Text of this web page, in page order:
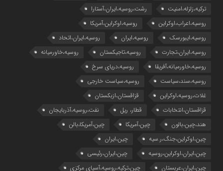
ترکیه،زلزله،امنیت
رشت،روسیه،ایران،آستارا
روسیه،اعراب،اوکراین
روسیه،اوکراین،آمریکا
روسیه،ایبورسک
روسیه،ایران
روسیه،ایران،اتحاد
روسیه،ایران،تجارت
روسیه،تاجیکستان
روسیه،خاورمیانه
روسیه،خاورمیانه،آفریقا
روسیه،دریای سرخ
روسیه،سند،سیاست
روسیه،سیاست خارجی
غلات،روسیه،اوکراین
قزاقستان،ازبکستان
قزاقستان،انتخابات
قطار، ریل
نفت،روسیه،آذربایجان
هند،چین،بالون
چین،آمریکا
چین،آمریکا،بالن
چین،اوکراین،جنگ،ر.سیه
چین،ایران
چین،ایران،اوکراین،روسیه
چین،ایران،رئیسی
چین،ایران،عربستان
چین،ترکیه،روسیه،آسیای مرکزی